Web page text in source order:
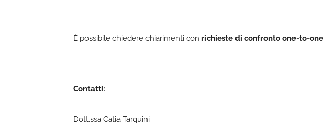
È possibile chiedere chiarimenti con richieste di confronto one-to-one
Contatti:
Dott.ssa Catia Tarquini